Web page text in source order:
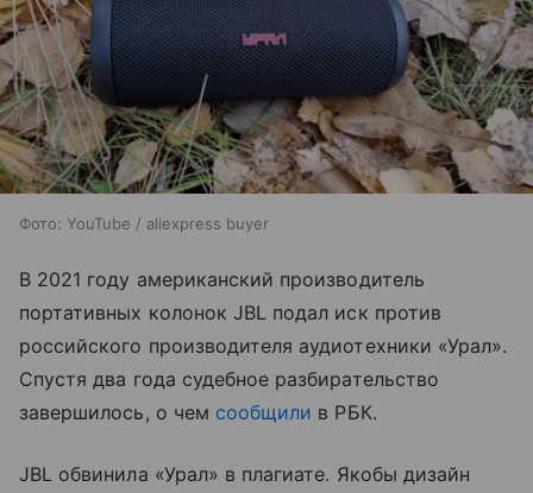
Фото: YouTube / aliexpress buyer
В 2021 году американский производитель
портативных колонок JBL подал иск против
российского производителя аудиотехники «Урал».
Спустя два года судебное разбирательство
завершилось, о чем сообщили в РБК.
JBL обвинила «Урал» в плагиате. Якобы дизайн